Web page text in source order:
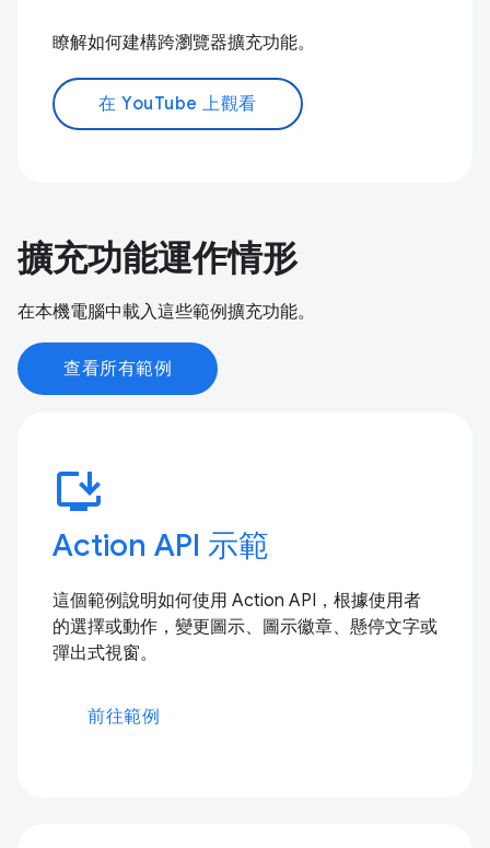
瞭解如何建構跨瀏覽器擴充功能。
在 YouTube 上觀看
擴充功能運作情形
在本機電腦中載入這些範例擴充功能。
查看所有範例
install_desktop
Action API 示範
這個範例說明如何使用 Action API，根據使用者
的選擇或動作，變更圖示、圖示徽章、懸停文字或
彈出式視窗。
前往範例